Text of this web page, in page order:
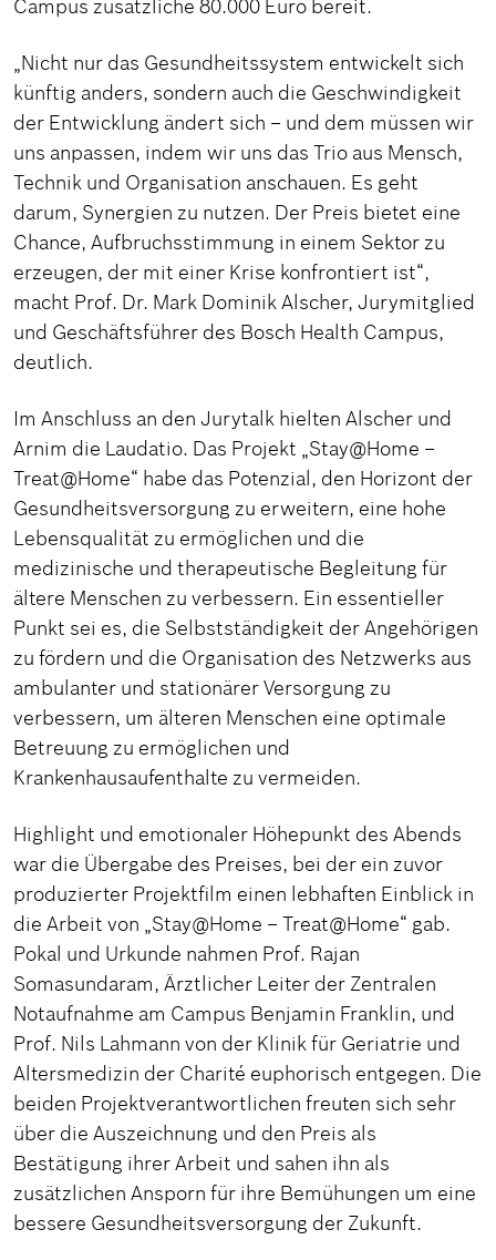
Campus zusätzliche 80.000 Euro bereit.
„Nicht nur das Gesundheitssystem entwickelt sich
künftig anders, sondern auch die Geschwindigkeit
der Entwicklung ändert sich – und dem müssen wir
uns anpassen, indem wir uns das Trio aus Mensch,
Technik und Organisation anschauen. Es geht
darum, Synergien zu nutzen. Der Preis bietet eine
Chance, Aufbruchsstimmung in einem Sektor zu
erzeugen, der mit einer Krise konfrontiert ist“,
macht Prof. Dr. Mark Dominik Alscher, Jurymitglied
und Geschäftsführer des Bosch Health Campus,
deutlich.
Im Anschluss an den Jurytalk hielten Alscher und
Arnim die Laudatio. Das Projekt „Stay@Home –
Treat@Home“ habe das Potenzial, den Horizont der
Gesundheitsversorgung zu erweitern, eine hohe
Lebensqualität zu ermöglichen und die
medizinische und therapeutische Begleitung für
ältere Menschen zu verbessern. Ein essentieller
Punkt sei es, die Selbstständigkeit der Angehörigen
zu fördern und die Organisation des Netzwerks aus
ambulanter und stationärer Versorgung zu
verbessern, um älteren Menschen eine optimale
Betreuung zu ermöglichen und
Krankenhausaufenthalte zu vermeiden.
Highlight und emotionaler Höhepunkt des Abends
war die Übergabe des Preises, bei der ein zuvor
produzierter Projektfilm einen lebhaften Einblick in
die Arbeit von „Stay@Home – Treat@Home“ gab.
Pokal und Urkunde nahmen Prof. Rajan
Somasundaram, Ärztlicher Leiter der Zentralen
Notaufnahme am Campus Benjamin Franklin, und
Prof. Nils Lahmann von der Klinik für Geriatrie und
Altersmedizin der Charité euphorisch entgegen. Die
beiden Projektverantwortlichen freuten sich sehr
über die Auszeichnung und den Preis als
Bestätigung ihrer Arbeit und sahen ihn als
zusätzlichen Ansporn für ihre Bemühungen um eine
bessere Gesundheitsversorgung der Zukunft.